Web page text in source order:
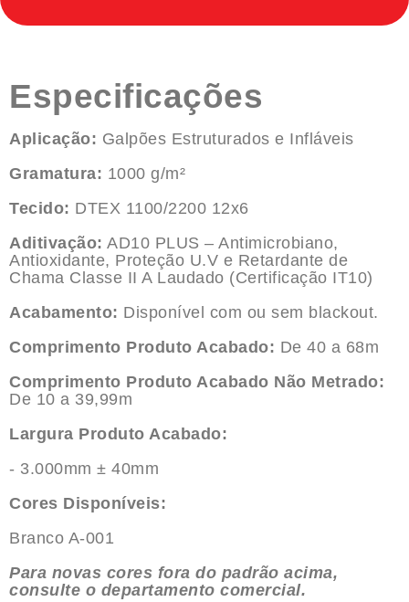
Especificações
Aplicação: Galpões Estruturados e Infláveis
Gramatura: 1000 g/m²
Tecido: DTEX 1100/2200 12x6
Aditivação: AD10 PLUS – Antimicrobiano,
Antioxidante, Proteção U.V e Retardante de
Chama Classe II A Laudado (Certificação IT10)
Acabamento: Disponível com ou sem blackout.
Comprimento Produto Acabado: De 40 a 68m
Comprimento Produto Acabado Não Metrado:
De 10 a 39,99m
Largura Produto Acabado:
- 3.000mm ± 40mm
Cores Disponíveis:
Branco A-001
Para novas cores fora do padrão acima,
consulte o departamento comercial.